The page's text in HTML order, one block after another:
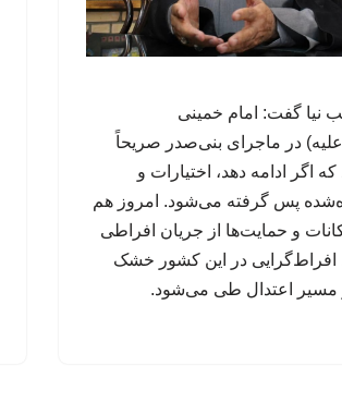
نیا گفت: امام خمینی
در ماجرای بنی‌صدر صریحاً
اگر ادامه دهد، اختیارات و
پس گرفته می‌شود. امروز هم
و حمایت‌ها از جریان افراطی
افراط‌گرایی در این کشور خشک
مسیر اعتدال طی می‌شود.